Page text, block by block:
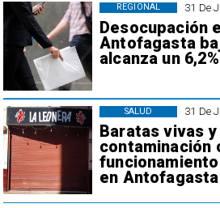
31 De
Desocupación
Antofagasta
alcanza un 6,2%
REGIONAL
31 De
Baratas vivas
contaminación
en Antofagasta
SALUD